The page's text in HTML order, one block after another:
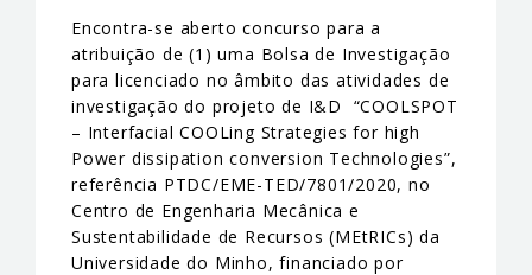
Encontra-se aberto concurso para a
atribuição de (1) uma Bolsa de Investigação
para licenciado no âmbito das atividades de
investigação do projeto de I&D “COOLSPOT
– Interfacial COOLing Strategies for high
Power dissipation conversion Technologies”,
referência PTDC/EME-TED/7801/2020, no
Centro de Engenharia Mecânica e
Sustentabilidade de Recursos (MEtRICs) da
Universidade do Minho, financiado por